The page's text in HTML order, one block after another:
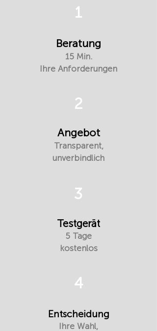
1
Beratung
15 Min.
Ihre Anforderungen
2
Angebot
Transparent,
unverbindlich
3
Testgerät
5 Tage
kostenlos
4
Entscheidung
Ihre Wahl,